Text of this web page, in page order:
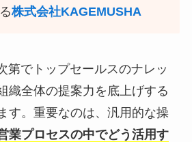
株式会社KAGEMUSHA
第でトップセールスのナレッ
織全体の提案力を底上げする
す。重要なのは、汎用的な操
営業プロセスの中でどう活用す